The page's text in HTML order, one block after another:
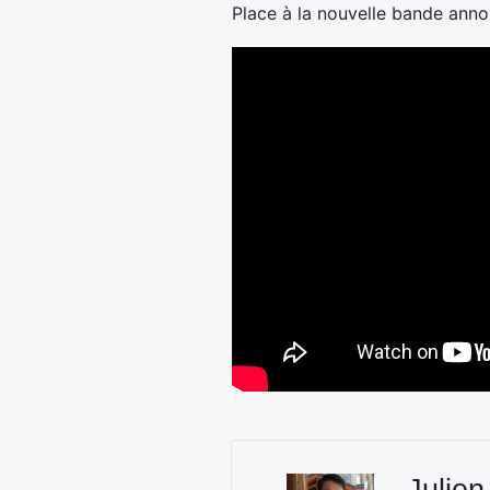
Place à la nouvelle bande